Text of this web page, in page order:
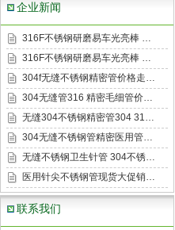
企业新闻
316F不锈钢研磨易车光亮棒 …
316F不锈钢研磨易车光亮棒 …
304f无缝不锈钢精密管价格走…
304无缝管316 精密毛细管价…
无缝304不锈钢精密管304 31…
304无缝不锈钢管精密医用管…
无缝不锈钢卫生针管 304不锈…
医用针尖不锈钢管现货大促销…
联系我们